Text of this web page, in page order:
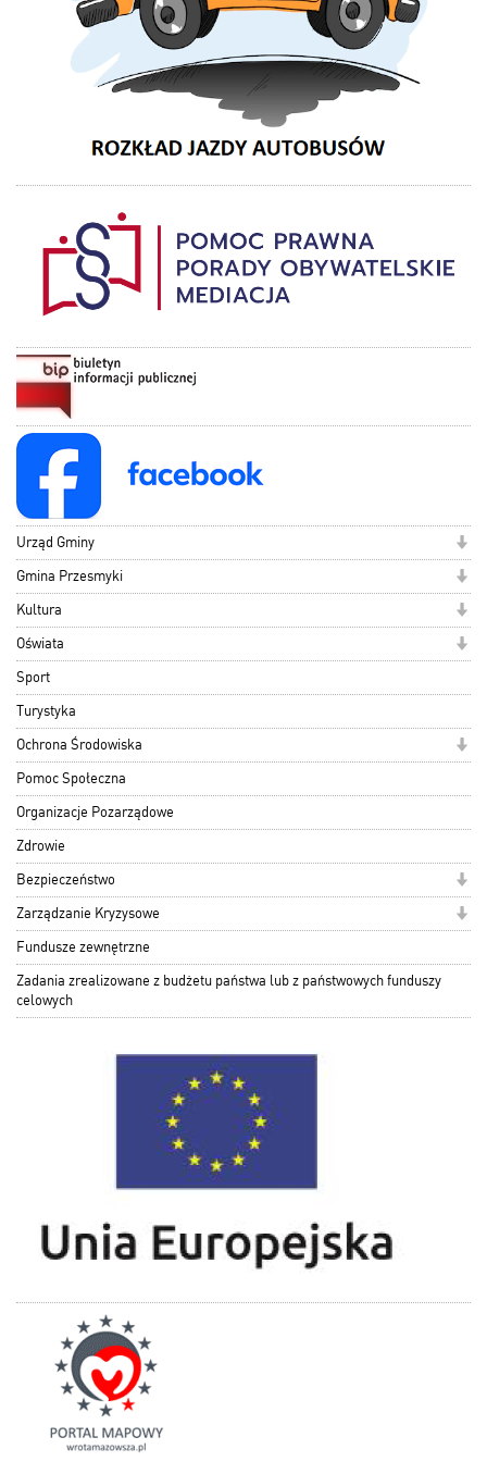
Urząd Gminy
Gmina Przesmyki
Kultura
Oświata
Sport
Turystyka
Ochrona Środowiska
Pomoc Społeczna
Organizacje Pozarządowe
Zdrowie
Bezpieczeństwo
Zarządzanie Kryzysowe
Fundusze zewnętrzne
Zadania zrealizowane z budżetu państwa lub z państwowych funduszy
celowych